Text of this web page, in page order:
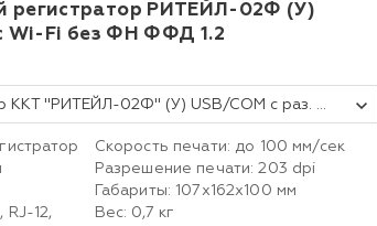
регистратор РИТЕЙЛ-02Ф (У)
Wi-Fi без ФН ФФД 1.2
Фискальный регистратор ККТ "РИТЕЙЛ-02Ф" (У) USB/COM с раз. ДЯ c Wi-Fi (черный) без ФН
RJ-12,
Скорость печати: до 100 мм/сек
Разрешение печати: 203 dpi
Габариты: 107х162х100 мм
Вес: 0,7 кг